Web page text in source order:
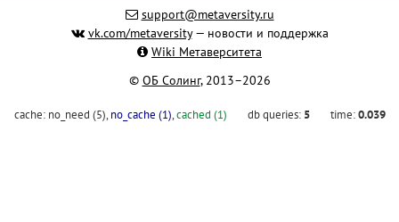
support@metaversity.ru
vk.com/metaversity— новости и поддержка
Wiki Метаверситета
© ОБ Солинг, 2013–2026
cache: no_need (5), no_cache (1),cached (1) db queries: 5 time:0.039